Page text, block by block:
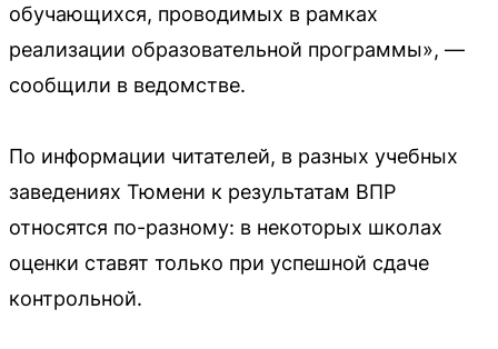
обучающихся, проводимых в рамках
реализации образовательной программы», —
сообщили в ведомстве.
По информации читателей, в разных учебных
заведениях Тюмени к результатам ВПР
относятся по-разному: в некоторых школах
оценки ставят только при успешной сдаче
контрольной.